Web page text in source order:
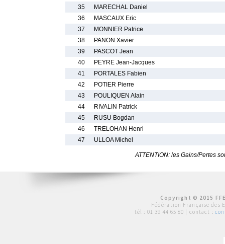
35
MARECHAL Daniel
36
MASCAUX Eric
37
MONNIER Patrice
38
PANON Xavier
39
PASCOT Jean
40
PEYRE Jean-Jacques
41
PORTALES Fabien
42
POTIER Pierre
43
POULIQUEN Alain
44
RIVALIN Patrick
45
RUSU Bogdan
46
TRELOHAN Henri
47
ULLOA Michel
ATTENTION: les Gains/Pertes
Copyright © 2015
Fédération Française des
tél : 01 39 44 65 80 | contact :